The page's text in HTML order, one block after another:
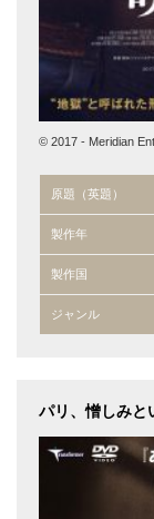
© 2017 - Meridian
原題（英題）
製作年
製作国
ジャンル
パリ、憎しみと